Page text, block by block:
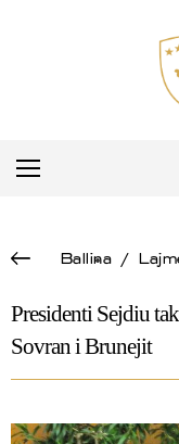
Ballina/
Presidenti Sejdiu
Sovran i Brunejit